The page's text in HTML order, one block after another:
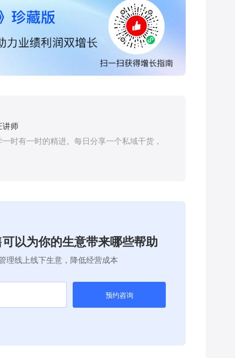
讲师
时有一时的精进。每日分享一个私域干货，
以为你的生意带来哪些帮助
理线上线下生意，降低经营成本
预约咨询